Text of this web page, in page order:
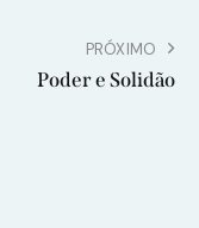
PRÓXIMO
Poder e Solidão